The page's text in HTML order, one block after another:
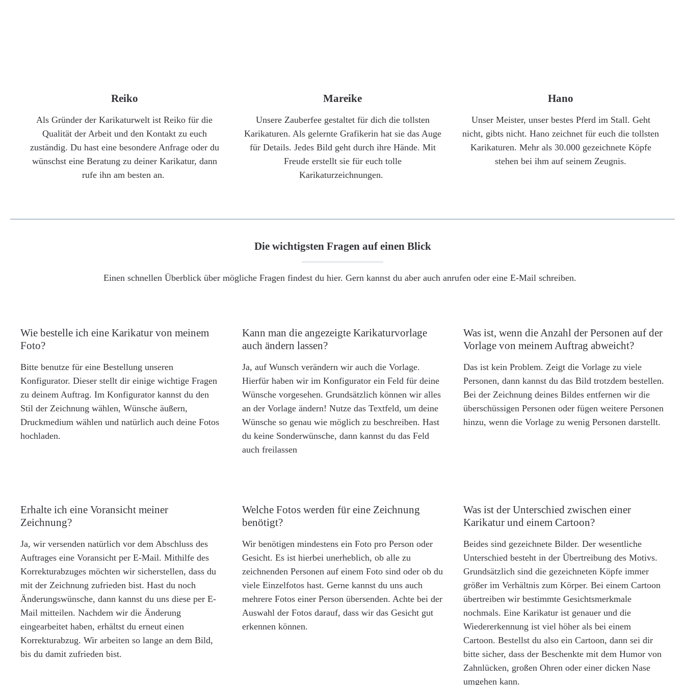
Reiko
Als Gründer der Karikaturwelt ist Reiko für die
Qualität der Arbeit und den Kontakt zu euch
zuständig. Du hast eine besondere Anfrage oder du
wünschst eine Beratung zu deiner Karikatur, dann
rufe ihn am besten an.
Mareike
Unsere Zauberfee gestaltet für dich die tollsten
Karikaturen. Als gelernte Grafikerin hat sie das Auge
für Details. Jedes Bild geht durch ihre Hände. Mit
Freude erstellt sie für euch tolle
Karikaturzeichnungen.
Hano
Unser Meister, unser bestes Pferd im Stall. Geht
nicht, gibts nicht. Hano zeichnet für euch die tollsten
Karikaturen. Mehr als 30.000 gezeichnete Köpfe
stehen bei ihm auf seinem Zeugnis.
Die wichtigsten Fragen auf einen Blick
Einen schnellen Überblick über mögliche Fragen findest du hier. Gern kannst du aber auch anrufen oder eine E-Mail schreiben.
Wie bestelle ich eine Karikatur von meinem
Foto?
Bitte benutze für eine Bestellung unseren
Konfigurator. Dieser stellt dir einige wichtige Fragen
zu deinem Auftrag. Im Konfigurator kannst du den
Stil der Zeichnung wählen, Wünsche äußern,
Druckmedium wählen und natürlich auch deine Fotos
hochladen.
Kann man die angezeigte Karikaturvorlage
auch ändern lassen?
Ja, auf Wunsch verändern wir auch die Vorlage.
Hierfür haben wir im Konfigurator ein Feld für deine
Wünsche vorgesehen. Grundsätzlich können wir alles
an der Vorlage ändern! Nutze das Textfeld, um deine
Wünsche so genau wie möglich zu beschreiben. Hast
du keine Sonderwünsche, dann kannst du das Feld
auch freilassen
Was ist, wenn die Anzahl der Personen auf der
Vorlage von meinem Auftrag abweicht?
Das ist kein Problem. Zeigt die Vorlage zu viele
Personen, dann kannst du das Bild trotzdem bestellen.
Bei der Zeichnung deines Bildes entfernen wir die
überschüssigen Personen oder fügen weitere Personen
hinzu, wenn die Vorlage zu wenig Personen darstellt.
Erhalte ich eine Voransicht meiner
Zeichnung?
Ja, wir versenden natürlich vor dem Abschluss des
Auftrages eine Voransicht per E-Mail. Mithilfe des
Korrekturabzuges möchten wir sicherstellen, dass du
mit der Zeichnung zufrieden bist. Hast du noch
Änderungswünsche, dann kannst du uns diese per E-
Mail mitteilen. Nachdem wir die Änderung
eingearbeitet haben, erhältst du erneut einen
Korrekturabzug. Wir arbeiten so lange an dem Bild,
bis du damit zufrieden bist.
Welche Fotos werden für eine Zeichnung
benötigt?
Wir benötigen mindestens ein Foto pro Person oder
Gesicht. Es ist hierbei unerheblich, ob alle zu
zeichnenden Personen auf einem Foto sind oder ob du
viele Einzelfotos hast. Gerne kannst du uns auch
mehrere Fotos einer Person übersenden. Achte bei der
Auswahl der Fotos darauf, dass wir das Gesicht gut
erkennen können.
Was ist der Unterschied zwischen einer
Karikatur und einem Cartoon?
Beides sind gezeichnete Bilder. Der wesentliche
Unterschied besteht in der Übertreibung des Motivs.
Grundsätzlich sind die gezeichneten Köpfe immer
größer im Verhältnis zum Körper. Bei einem Cartoon
übertreiben wir bestimmte Gesichtsmerkmale
nochmals. Eine Karikatur ist genauer und die
Wiedererkennung ist viel höher als bei einem
Cartoon. Bestellst du also ein Cartoon, dann sei dir
bitte sicher, dass der Beschenkte mit dem Humor von
Zahnlücken, großen Ohren oder einer dicken Nase
umgehen kann.